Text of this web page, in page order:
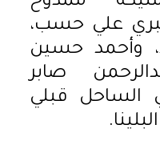
علي حسب،
وأحمد حسين
صابر
الساحل قبلي